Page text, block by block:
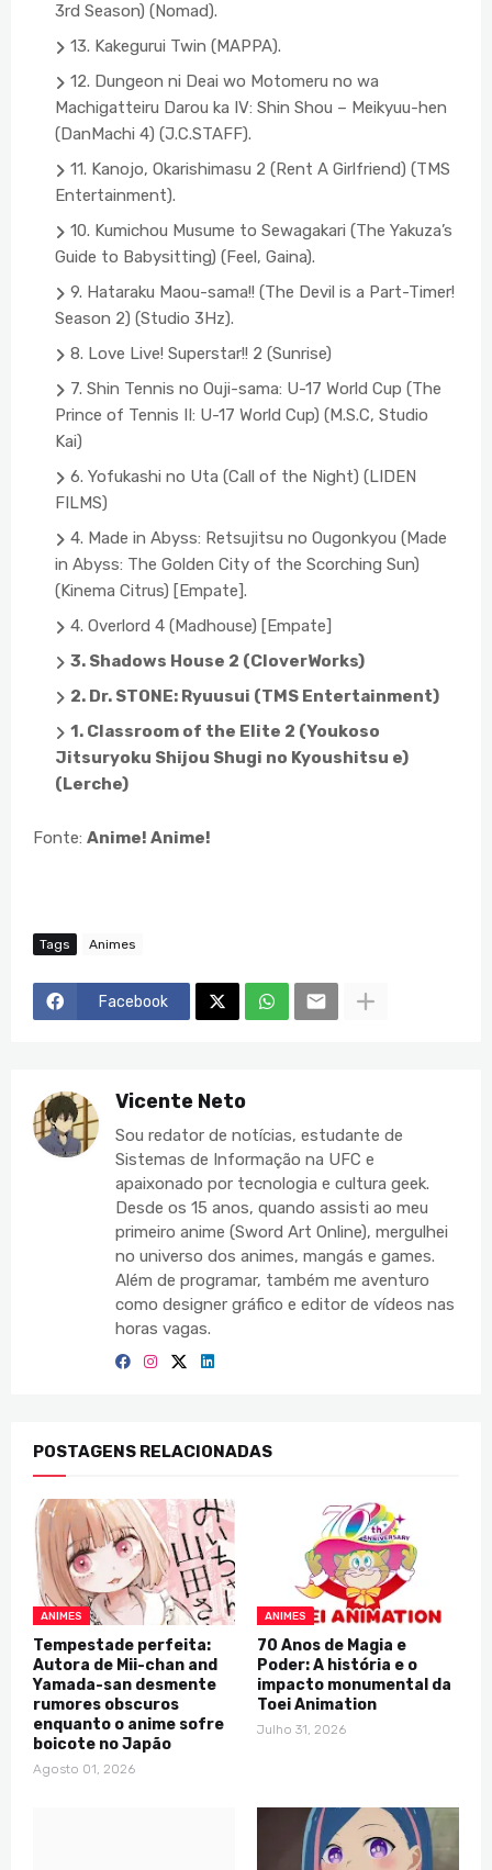
3rd Season) (Nomad).
13. Kakegurui Twin (MAPPA).
12. Dungeon ni Deai wo Motomeru no wa
Machigatteiru Darou ka IV: Shin Shou – Meikyuu-hen
(DanMachi 4) (J.C.STAFF).
11. Kanojo, Okarishimasu 2 (Rent A Girlfriend) (TMS
Entertainment).
10. Kumichou Musume to Sewagakari (The Yakuza’s
Guide to Babysitting) (Feel, Gaina).
9. Hataraku Maou-sama!! (The Devil is a Part-Timer!
Season 2) (Studio 3Hz).
8. Love Live! Superstar!! 2 (Sunrise)
7. Shin Tennis no Ouji-sama: U-17 World Cup (The
Prince of Tennis II: U-17 World Cup) (M.S.C, Studio
Kai)
6. Yofukashi no Uta (Call of the Night) (LIDEN
FILMS)
4. Made in Abyss: Retsujitsu no Ougonkyou (Made
in Abyss: The Golden City of the Scorching Sun)
(Kinema Citrus) [Empate].
4. Overlord 4 (Madhouse) [Empate]
3. Shadows House 2 (CloverWorks)
2. Dr. STONE: Ryuusui (TMS Entertainment)
1. Classroom of the Elite 2 (Youkoso
Jitsuryoku Shijou Shugi no Kyoushitsu e)
(Lerche)
Fonte: Anime! Anime!
Tags Animes
Facebook
Vicente Neto
Sou redator de notícias, estudante de
Sistemas de Informação na UFC e
apaixonado por tecnologia e cultura geek.
Desde os 15 anos, quando assisti ao meu
primeiro anime (Sword Art Online), mergulhei
no universo dos animes, mangás e games.
Além de programar, também me aventuro
como designer gráfico e editor de vídeos nas
horas vagas.
POSTAGENS RELACIONADAS
ANIMES
Tempestade perfeita:
Autora de Mii-chan and
Yamada-san desmente
rumores obscuros
enquanto o anime sofre
boicote no Japão
Agosto 01, 2026
ANIMES
70 Anos de Magia e
Poder: A história e o
impacto monumental da
Toei Animation
Julho 31, 2026